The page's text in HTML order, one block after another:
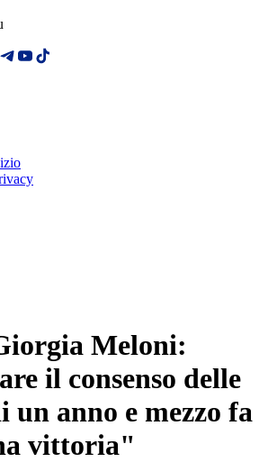
Meloni:
il consenso delle
un anno e mezzo fa
vittoria"